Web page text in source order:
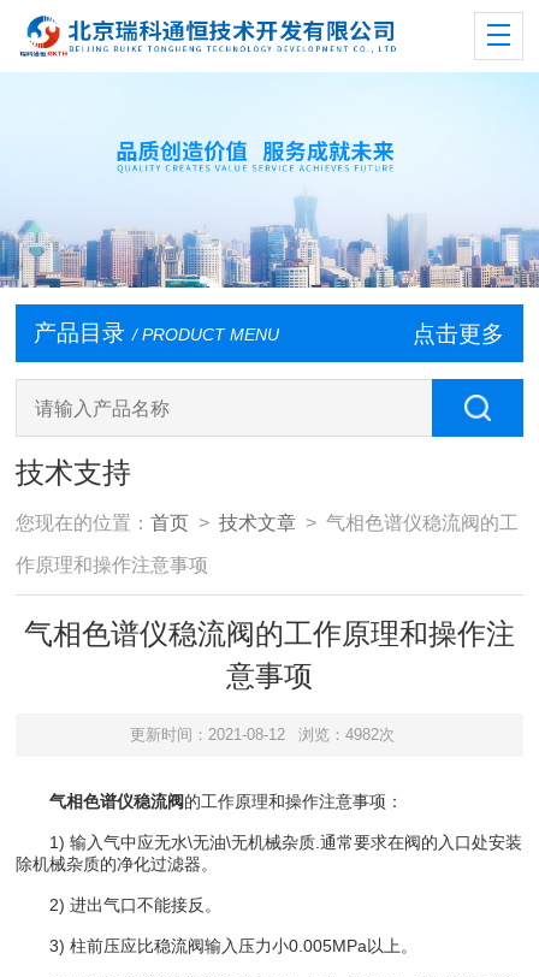
产品目录 / PRODUCT MENU 点击更多
技术支持
您现在的位置：首页 >技术文章 > 气相色谱仪稳流阀的工
作原理和操作注意事项
气相色谱仪稳流阀的工作原理和操作注
意事项
更新时间：2021-08-12 浏览：4982次
气相色谱仪稳流阀的工作原理和操作注意事项：
1) 输入气中应无水\无油\无机械杂质.通常要求在阀的入口处安装
除机械杂质的净化过滤器。
2) 进出气口不能接反。
3) 柱前压应比稳流阀输入压力小0.005MPa以上。